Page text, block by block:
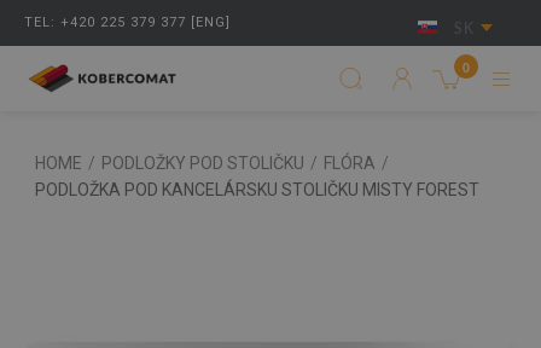
TEL: +420 225 379 377 [ENG] SK
0
HOME / PODLOŽKY POD STOLIČKU / FLÓRA /
PODLOŽKA POD KANCELÁRSKU STOLIČKU MISTY FOREST